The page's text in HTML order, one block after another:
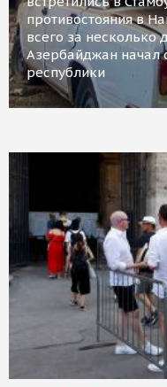
противостояния в
всего за несколько
Азербайджан начал
республики